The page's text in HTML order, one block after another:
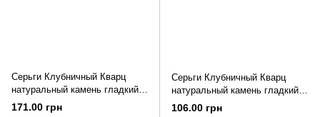
Серьги Клубничный Кварц
натуральный камень гладкий
шарик d-12,5мм+- английский
171.00 грн
Серьги Клубничный Кварц
натуральный камень гладкий
шарик d-12,5мм+- L-33мм+-
106.00 грн